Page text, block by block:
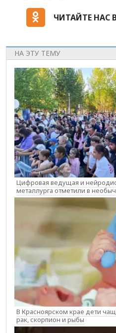
ЧИТАЙТЕ НАС
НА ЭТУ ТЕМУ
Цифровая ведущая и
металлурга отметили в
В Красноярском крае дети
рак, скорпион и рыбы